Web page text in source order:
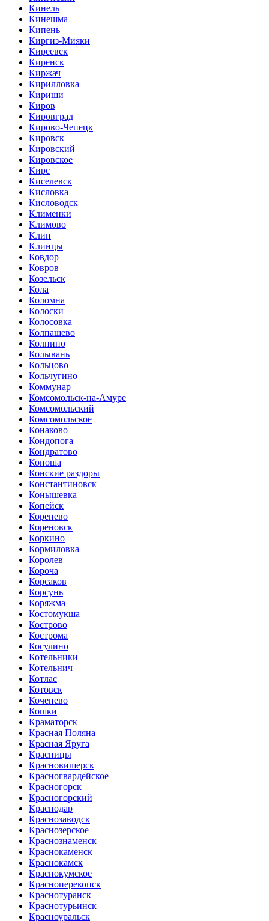
Кинель
Кинешма
Кипень
Киргиз-Мияки
Киреевск
Киренск
Киржач
Кирилловка
Кириши
Киров
Кировград
Кирово-Чепецк
Кировск
Кировский
Кировское
Кирс
Киселевск
Кисловка
Кисловодск
Клименки
Климово
Клин
Клинцы
Ковдор
Ковров
Козельск
Кола
Коломна
Колоски
Колосовка
Колпашево
Колпино
Колывань
Кольцово
Кольчугино
Коммунар
Комсомольск-на-Амуре
Комсомольский
Комсомольское
Конаково
Кондопога
Кондратово
Коноша
Конские раздоры
Константиновск
Конышевка
Копейск
Коренево
Кореновск
Коркино
Кормиловка
Королев
Короча
Корсаков
Корсунь
Коряжма
Костомукша
Кострово
Кострома
Косулино
Котельники
Котельнич
Котлас
Котовск
Коченево
Кошки
Краматорск
Красная Поляна
Красная Яруга
Красницы
Красновишерск
Красногвардейское
Красногорск
Красногорский
Краснодар
Краснозаводск
Краснозерское
Краснознаменск
Краснокаменск
Краснокамск
Краснокумское
Красноперекопск
Краснотуранск
Краснотурьинск
Красноуральск